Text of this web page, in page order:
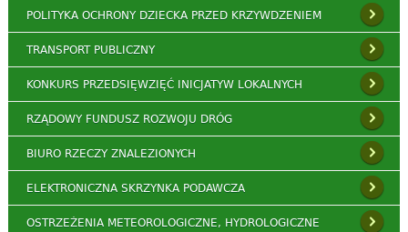
POLITYKA OCHRONY DZIECKA PRZED KRZYWDZENIEM
TRANSPORT PUBLICZNY
KONKURS PRZEDSIĘWZIĘĆ INICJATYW LOKALNYCH
RZĄDOWY FUNDUSZ ROZWOJU DRÓG
BIURO RZECZY ZNALEZIONYCH
ELEKTRONICZNA SKRZYNKA PODAWCZA
OSTRZEŻENIA METEOROLOGICZNE, HYDROLOGICZNE